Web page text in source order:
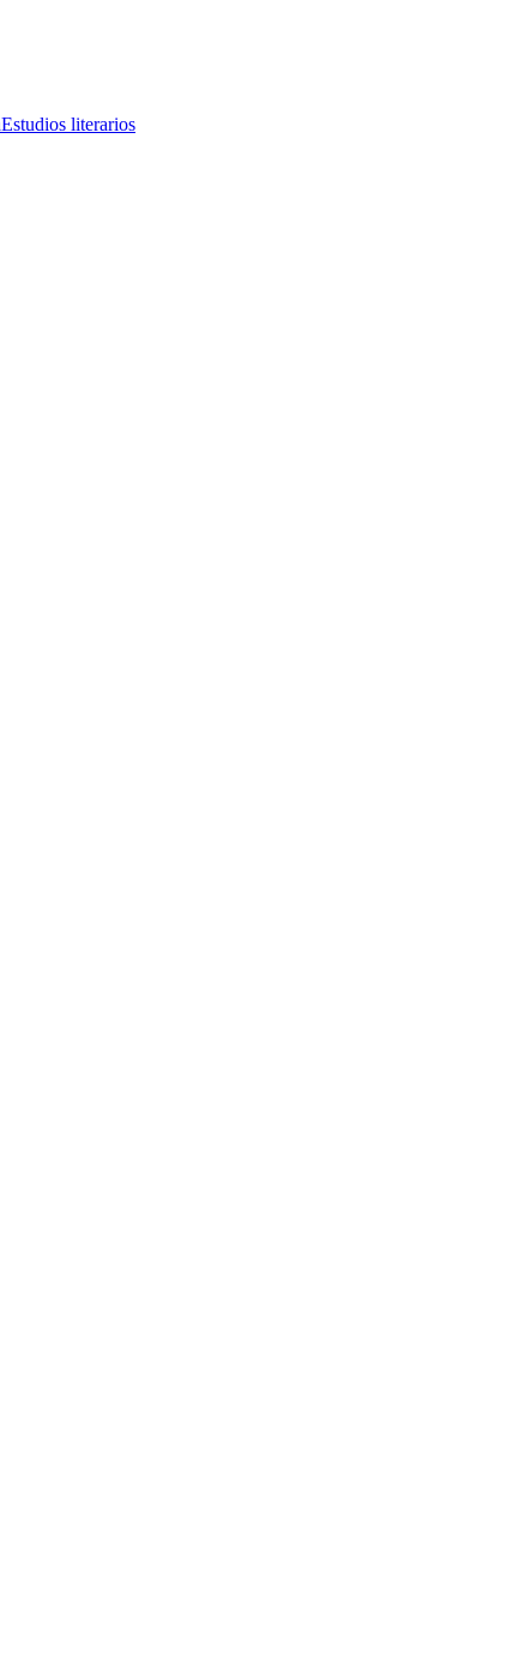
Estudios literarios